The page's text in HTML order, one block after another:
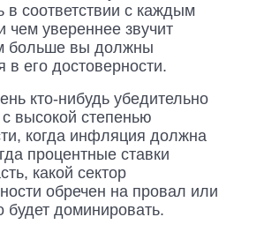
в соответствии с каждым
чем увереннее звучит
больше вы должны
в его достоверности.
кто-нибудь убедительно
высокой степенью
когда инфляция должна
процентные ставки
какой сектор
обречен на провал или
будет доминировать.